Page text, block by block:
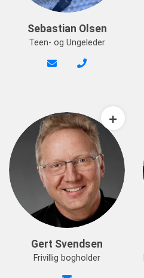
Sebastian Olsen
Teen- og Ungeleder
Gert Svendsen
Frivillig bogholder